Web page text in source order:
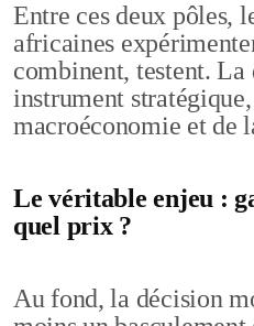
Entre ces deux pôles,
africaines
combinent, testent. La
instrument
macroéconomie et de
Le véritable enjeu :
quel prix ?
Au fond, la décision